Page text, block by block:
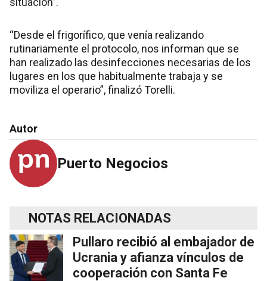
“Desde el frigorífico, que venía realizando
rutinariamente el protocolo, nos informan que se
han realizado las desinfecciones necesarias de los
lugares en los que habitualmente trabaja y se
moviliza el operario”, finalizó Torelli.
Autor
Puerto Negocios
NOTAS RELACIONADAS
Pullaro recibió al embajador de
Ucrania y afianza vínculos de
cooperación con Santa Fe